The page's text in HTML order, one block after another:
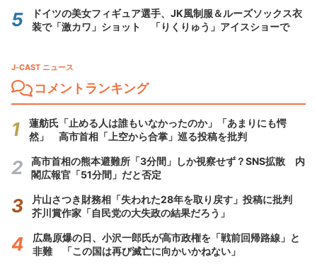
ドイツの美女フィギュア選手、JK風制服＆ルーズソックス衣
装で「激カワ」ショット 「りくりゅう」アイスショーで
J-CAST ニュース
コメントランキング
蓮舫氏「止める人は誰もいなかったのか」「あまりにも愕
然」 高市首相「上空から合掌」巡る投稿を批判
高市首相の熊本避難所「3分間」しか視察せず？SNS拡散 内
閣広報官「51分間」だと否定
片山さつき財務相「失われた28年を取り戻す」投稿に批判
芥川賞作家「自民党の大失政の結果だろう」
広島原爆の日、小沢一郎氏が高市政権を「戦前回帰路線」と
非難 「この国は再び滅亡に向かいかねない」